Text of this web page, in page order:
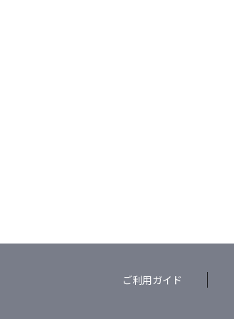
ご利用ガイド